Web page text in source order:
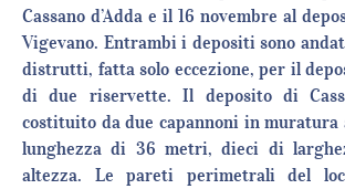
Cassano d’Adda e il 16 novembre al
Vigevano. Entrambi i depositi sono
distrutti, fatta solo eccezione, per il
di due riservette. Il deposito di
costituito da due capannoni in muratura
lunghezza di 36 metri, dieci di
altezza. Le pareti perimetrali del